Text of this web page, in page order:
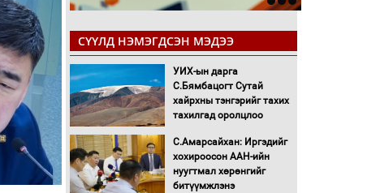
СҮҮЛД НЭМЭГДСЭН МЭДЭЭ
УИХ-ын дарга
С.Бямбацогт Сутай
хайрхны тэнгэрийг тахих
тахилгад оролцлоо
С.Амарсайхан: Иргэдийг
хохироосон ААН-ийн
нуугтмал хөрөнгийг
битүүмжлэнэ